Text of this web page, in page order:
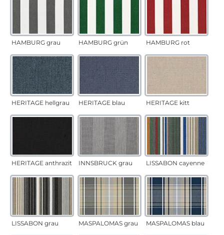
HAMBURG grau HAMBURG grün HAMBURG rot
HERITAGE hellgrau HERITAGE blau HERITAGE kitt
HERITAGE anthrazit INNSBRUCK grau LISSABON cayenne
LISSABON grau MASPALOMAS grau MASPALOMAS blau